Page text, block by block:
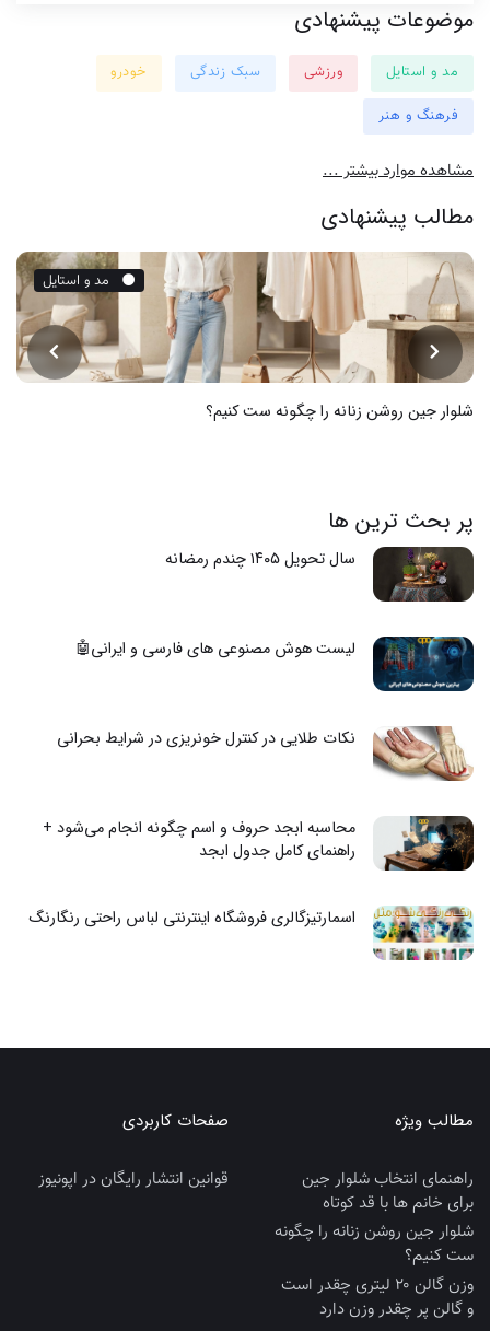
موضوعات پیشنهادی
مد و استایل ورزشی سبک زندگی
خودرو
فرهنگ و هنر
مشاهده موارد بیشتر ...
مطالب پیشنهادی
مد و استایل
شلوار جین روشن زنانه را چگونه ست کنیم؟
پر بحث ترین ها
سال تحویل ۱۴۰۵ چندم رمضانه
لیست هوش مصنوعی های فارسی و ایرانی🤖
نکات طلایی در کنترل خونریزی در شرایط بحرانی
محاسبه ابجد حروف و اسم چگونه انجام می‌شود +
راهنمای کامل جدول ابجد
اسمارتیزگالری فروشگاه اینترنتی لباس راحتی رنگارنگ
مطالب ویژه
راهنمای انتخاب شلوار جین
برای خانم ها با قد کوتاه
شلوار جین روشن زنانه را چگونه
ست کنیم؟
وزن گالن ۲۰ لیتری چقدر است
و گالن پر چقدر وزن دارد
صفحات کاربردی
قوانین انتشار رایگان در اپونیوز